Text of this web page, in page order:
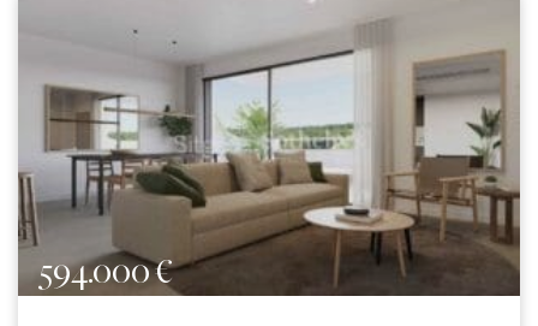
594.000 €